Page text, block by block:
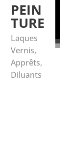
PEIN
TURE
Laques
Vernis,
Apprêts,
Diluants